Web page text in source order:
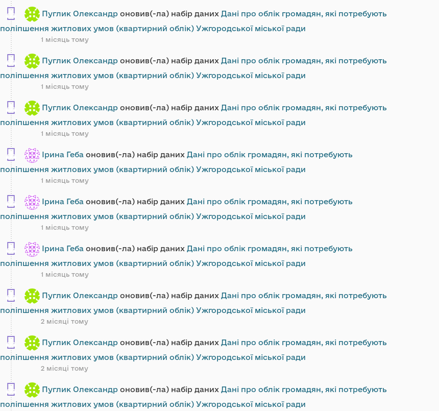
Пуглик Олександр оновив(-ла) набір даних Дані про облік громадян, які потребують
поліпшення житлових умов (квартирний облік) Ужгородської міської ради
1 місяць тому
Пуглик Олександр оновив(-ла) набір даних Дані про облік громадян, які потребують
поліпшення житлових умов (квартирний облік) Ужгородської міської ради
1 місяць тому
Пуглик Олександр оновив(-ла) набір даних Дані про облік громадян, які потребують
поліпшення житлових умов (квартирний облік) Ужгородської міської ради
1 місяць тому
Ірина Геба оновив(-ла) набір даних Дані про облік громадян, які потребують
поліпшення житлових умов (квартирний облік) Ужгородської міської ради
1 місяць тому
Ірина Геба оновив(-ла) набір даних Дані про облік громадян, які потребують
поліпшення житлових умов (квартирний облік) Ужгородської міської ради
1 місяць тому
Ірина Геба оновив(-ла) набір даних Дані про облік громадян, які потребують
поліпшення житлових умов (квартирний облік) Ужгородської міської ради
1 місяць тому
Пуглик Олександр оновив(-ла) набір даних Дані про облік громадян, які потребують
поліпшення житлових умов (квартирний облік) Ужгородської міської ради
2 місяці тому
Пуглик Олександр оновив(-ла) набір даних Дані про облік громадян, які потребують
поліпшення житлових умов (квартирний облік) Ужгородської міської ради
2 місяці тому
Пуглик Олександр оновив(-ла) набір даних Дані про облік громадян, які потребують
поліпшення житлових умов (квартирний облік) Ужгородської міської ради